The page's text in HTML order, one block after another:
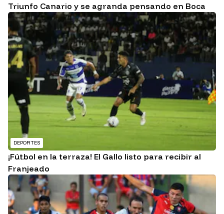
Triunfo Canario y se agranda pensando en Boca
DEPORTES
¡Fútbol en la terraza! El Gallo listo para recibir al
Franjeado